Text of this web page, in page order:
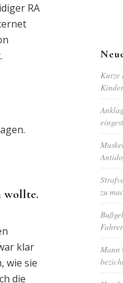
RA
wollte.
klar
wie sie
die
Kurze
zu
Mann